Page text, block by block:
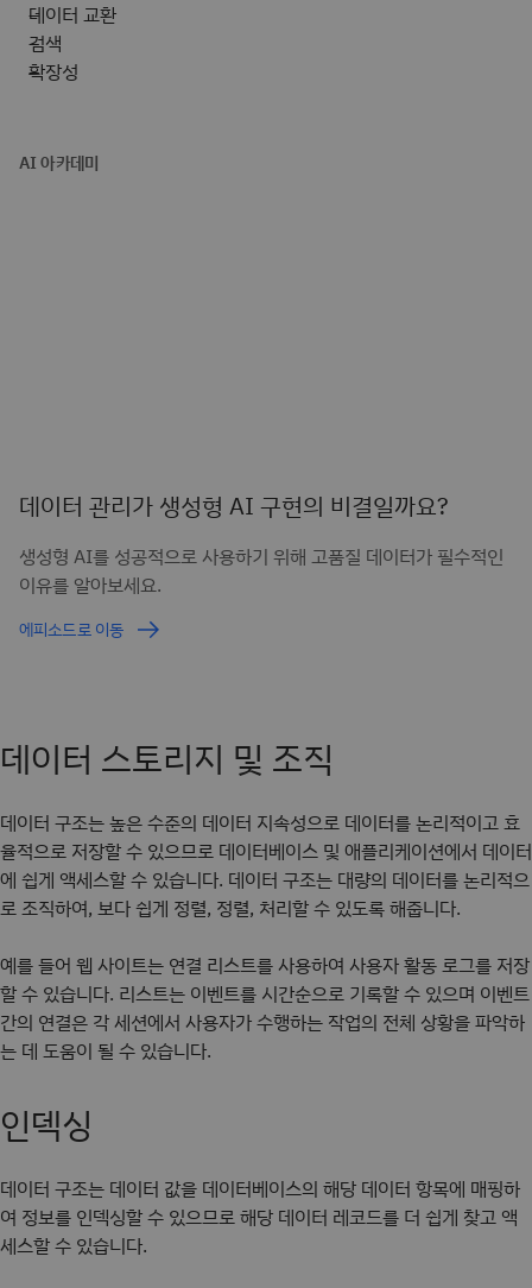
데이터 교환
검색
확장성
AI 아카데미
데이터 관리가 생성형 AI 구현의 비결일까요?
생성형 AI를 성공적으로 사용하기 위해 고품질 데이터가 필수적인
이유를 알아보세요.
에피소드로 이동
데이터 스토리지 및 조직
데이터 구조는 높은 수준의 데이터 지속성으로 데이터를 논리적이고 효
율적으로 저장할 수 있으므로 데이터베이스 및 애플리케이션에서 데이터
에 쉽게 액세스할 수 있습니다. 데이터 구조는 대량의 데이터를 논리적으
로 조직하여, 보다 쉽게 정렬, 정렬, 처리할 수 있도록 해줍니다.
예를 들어 웹 사이트는 연결 리스트를 사용하여 사용자 활동 로그를 저장
할 수 있습니다. 리스트는 이벤트를 시간순으로 기록할 수 있으며 이벤트
간의 연결은 각 세션에서 사용자가 수행하는 작업의 전체 상황을 파악하
는 데 도움이 될 수 있습니다.
인덱싱
데이터 구조는 데이터 값을 데이터베이스의 해당 데이터 항목에 매핑하
여 정보를 인덱싱할 수 있으므로 해당 데이터 레코드를 더 쉽게 찾고 액
세스할 수 있습니다.